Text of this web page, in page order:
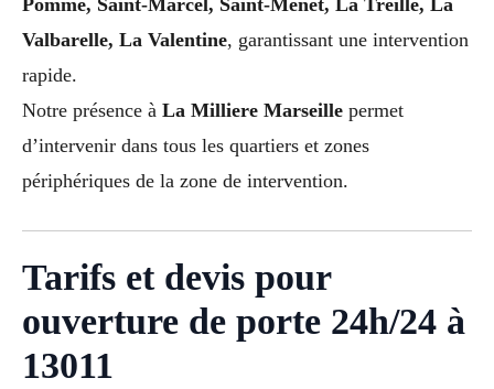
Pomme, Saint-Marcel, Saint-Menet, La Treille, La
Valbarelle, La Valentine, garantissant une intervention
rapide.
Notre présence à La Milliere Marseille permet
d’intervenir dans tous les quartiers et zones
périphériques de la zone de intervention.
Tarifs et devis pour
ouverture de porte 24h/24 à
13011